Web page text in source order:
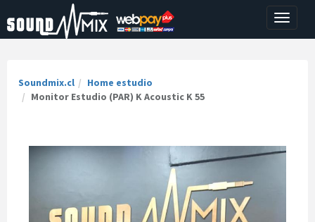
Toggle
Soundmix.cl
Home estudio
Monitor Estudio (PAR) K Acoustic K 55